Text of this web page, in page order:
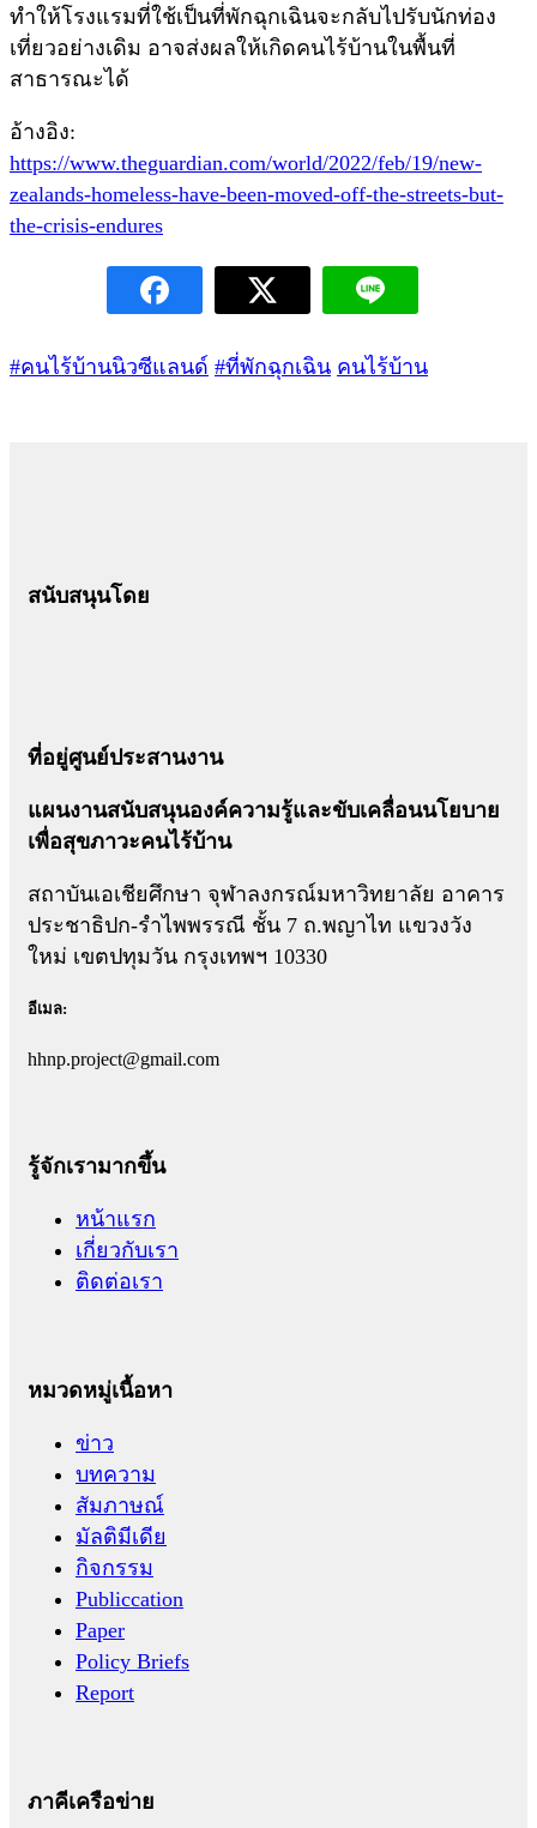
ทำให้โรงแรมที่ใช้เป็นที่พักฉุกเฉินจะกลับไปรับนักท่อง
เที่ยวอย่างเดิม อาจส่งผลให้เกิดคนไร้บ้านในพื้นที่
สาธารณะได้
อ้างอิง:
https://www.theguardian.com/world/2022/feb/19/new-
zealands-homeless-have-been-moved-off-the-streets-but-
the-crisis-endures
#คนไร้บ้านนิวซีแลนด์ #ที่พักฉุกเฉิน คนไร้บ้าน
สนับสนุนโดย
ที่อยู่ศูนย์ประสานงาน
แผนงานสนับสนุนองค์ความรู้และขับเคลื่อนนโยบาย
เพื่อสุขภาวะคนไร้บ้าน
สถาบันเอเชียศึกษา จุฬาลงกรณ์มหาวิทยาลัย อาคาร
ประชาธิปก-รำไพพรรณี ชั้น 7 ถ.พญาไท แขวงวัง
ใหม่ เขตปทุมวัน กรุงเทพฯ 10330
อีเมล:
hhnp.project@gmail.com
รู้จักเรามากขึ้น
หน้าแรก
เกี่ยวกับเรา
ติดต่อเรา
หมวดหมู่เนื้อหา
ข่าว
บทความ
สัมภาษณ์
มัลติมีเดีย
กิจกรรม
Publiccation
Paper
Policy Briefs
Report
ภาคีเครือข่าย